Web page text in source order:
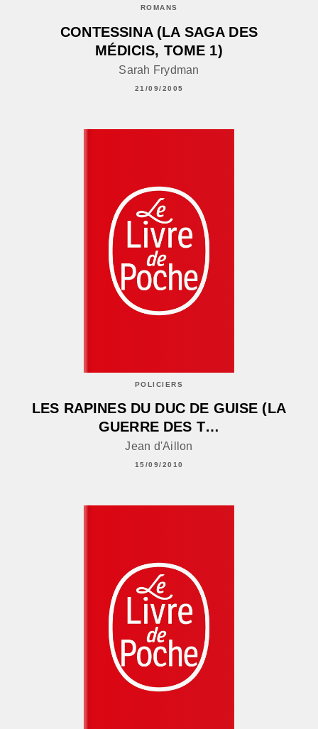
ROMANS
CONTESSINA (LA SAGA DES
MÉDICIS, TOME 1)
Sarah Frydman
21/09/2005
POLICIERS
LES RAPINES DU DUC DE GUISE (LA
GUERRE DES T…
Jean d'Aillon
15/09/2010